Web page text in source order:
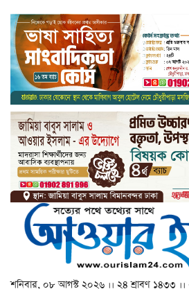
শনিবার, ০৮ আগস্ট ২০২৬ ।। ২৪ শ্রাবণ ১৪৩৩